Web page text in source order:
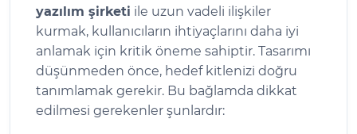
yazılım şirketi ile uzun vadeli ilişkiler
kurmak, kullanıcıların ihtiyaçlarını daha iyi
anlamak için kritik öneme sahiptir. Tasarımı
düşünmeden önce, hedef kitlenizi doğru
tanımlamak gerekir. Bu bağlamda dikkat
edilmesi gerekenler şunlardır: